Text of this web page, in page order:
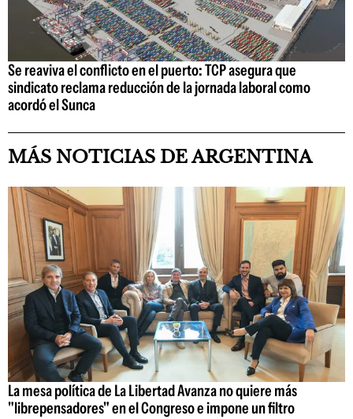
Se reaviva el conflicto en el puerto: TCP asegura que
sindicato reclama reducción de la jornada laboral como
acordó el Sunca
MÁS NOTICIAS DE ARGENTINA
La mesa política de La Libertad Avanza no quiere más
"librepensadores" en el Congreso e impone un filtro